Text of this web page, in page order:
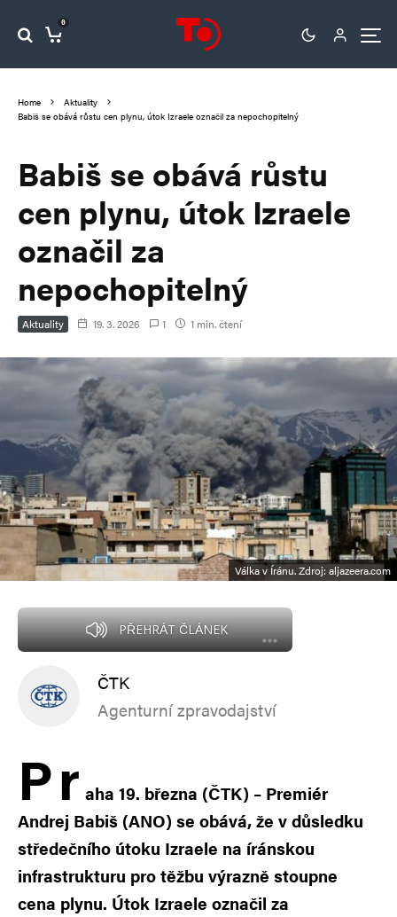
0
Home
Aktuality
Babiš se obává růstu cen plynu, útok Izraele označil za nepochopitelný
Babiš se obává růstu
cen plynu, útok Izraele
označil za
nepochopitelný
Aktuality 19. 3. 2026 1 1 min. čtení
Válka v Íránu. Zdroj: aljazeera.com
PŘEHRÁT ČLÁNEK
ČTK
Agenturní zpravodajství
Pr aha 19. března (ČTK) – Premiér
Andrej Babiš (ANO) se obává, že v důsledku
středečního útoku Izraele na íránskou
infrastrukturu pro těžbu výrazně stoupne
cena plynu. Útok Izraele označil za